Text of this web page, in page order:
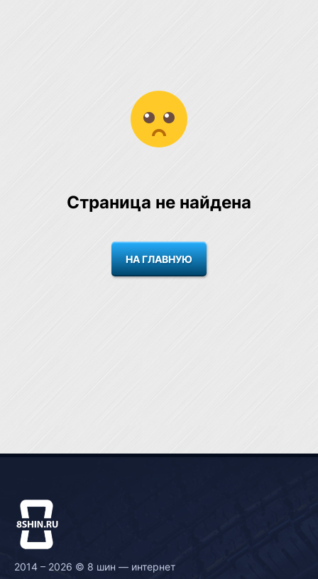
Страница не найдена
НА ГЛАВНУЮ
2014 – 2026 © 8 шин — интернет